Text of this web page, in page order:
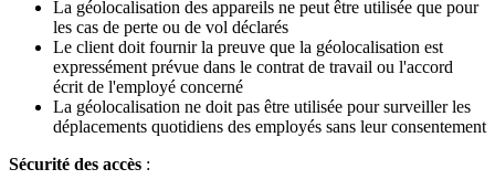
La géolocalisation des appareils ne peut être utilisée que pour
les cas de perte ou de vol déclarés
Le client doit fournir la preuve que la géolocalisation est
expressément prévue dans le contrat de travail ou l'accord
écrit de l'employé concerné
La géolocalisation ne doit pas être utilisée pour surveiller les
déplacements quotidiens des employés sans leur consentement
Sécurité des accès :